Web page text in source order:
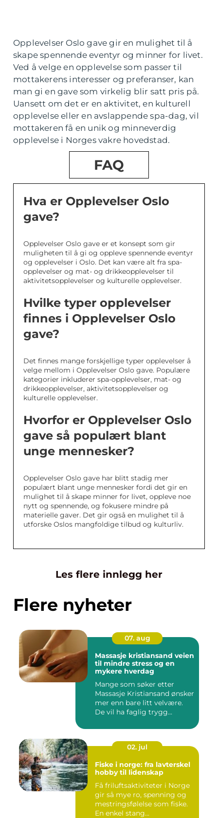
Opplevelser Oslo gave gir en mulighet til å
skape spennende eventyr og minner for livet.
Ved å velge en opplevelse som passer til
mottakerens interesser og preferanser, kan
man gi en gave som virkelig blir satt pris på.
Uansett om det er en aktivitet, en kulturell
opplevelse eller en avslappende spa-dag, vil
mottakeren få en unik og minneverdig
opplevelse i Norges vakre hovedstad.
FAQ
Hva er Opplevelser Oslo
gave?
Opplevelser Oslo gave er et konsept som gir
muligheten til å gi og oppleve spennende eventyr
og opplevelser i Oslo. Det kan være alt fra spa-
opplevelser og mat- og drikkeopplevelser til
aktivitetsopplevelser og kulturelle opplevelser.
Hvilke typer opplevelser
finnes i Opplevelser Oslo
gave?
Det finnes mange forskjellige typer opplevelser å
velge mellom i Opplevelser Oslo gave. Populære
kategorier inkluderer spa-opplevelser, mat- og
drikkeopplevelser, aktivitetsopplevelser og
kulturelle opplevelser.
Hvorfor er Opplevelser Oslo
gave så populært blant
unge mennesker?
Opplevelser Oslo gave har blitt stadig mer
populært blant unge mennesker fordi det gir en
mulighet til å skape minner for livet, oppleve noe
nytt og spennende, og fokusere mindre på
materielle gaver. Det gir også en mulighet til å
utforske Oslos mangfoldige tilbud og kulturliv.
Les flere innlegg her
Flere nyheter
07. aug
Massasje kristiansand veien
til mindre stress og en
mykere hverdag
Mange som søker etter
Massasje Kristiansand ønsker
mer enn bare litt velvære.
De vil ha faglig trygg...
02. jul
Fiske i norge: fra lavterskel
hobby til lidenskap
Få friluftsaktiviteter i Norge
gir så mye ro, spenning og
mestringsfølelse som fiske.
En enkel stang...